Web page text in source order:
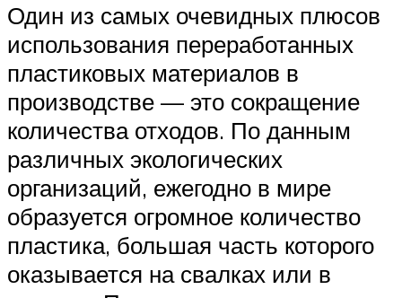
Один из самых очевидных плюсов
использования переработанных
пластиковых материалов в
производстве — это сокращение
количества отходов. По данным
различных экологических
организаций, ежегодно в мире
образуется огромное количество
пластика, большая часть которого
оказывается на свалках или в